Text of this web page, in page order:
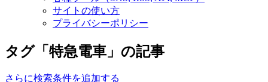
サイトの使い方
プライバシーポリシー
タグ「特急電車」の記事
さらに検索条件を追加する